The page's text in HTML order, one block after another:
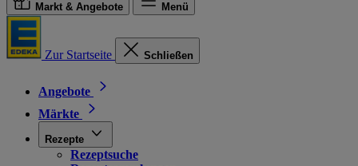
Markt & Angebote Menü
Zur Startseite Schließen
Angebote
Märkte
Rezepte
Rezeptsuche